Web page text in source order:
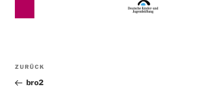
Beitragsnavigation
Vorheriger
Beitrag
ZURÜCK
bro2